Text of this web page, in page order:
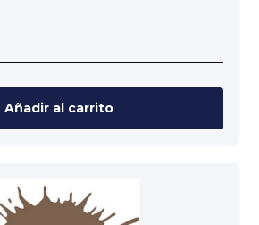
Añadir al carrito